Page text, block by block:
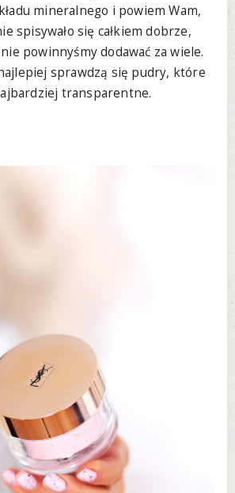
mineralnego i powiem Wam,
spisywało się całkiem dobrze,
powinnyśmy dodawać za wiele.
sprawdzą się pudry, które
transparentne.